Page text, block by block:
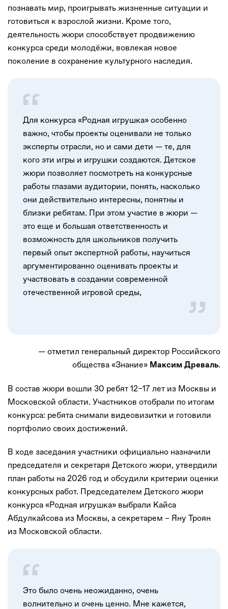
познавать мир, проигрывать жизненные ситуации и
готовиться к взрослой жизни. Кроме того,
деятельность жюри способствует продвижению
конкурса среди молодёжи, вовлекая новое
поколение в сохранение культурного наследия.
Для конкурса «Родная игрушка» особенно
важно, чтобы проекты оценивали не только
эксперты отрасли, но и сами дети — те, для
кого эти игры и игрушки создаются. Детское
жюри позволяет посмотреть на конкурсные
работы глазами аудитории, понять, насколько
они действительно интересны, понятны и
близки ребятам. При этом участие в жюри —
это еще и большая ответственность и
возможность для школьников получить
первый опыт экспертной работы, научиться
аргументированно оценивать проекты и
участвовать в создании современной
отечественной игровой среды,
— отметил генеральный директор Российского
общества «Знание» Максим Древаль.
В состав жюри вошли 30 ребят 12–17 лет из Москвы и
Московской области. Участников отобрали по итогам
конкурса: ребята снимали видеовизитки и готовили
портфолио своих достижений.
В ходе заседания участники официально назначили
председателя и секретаря Детского жюри, утвердили
план работы на 2026 год и обсудили критерии оценки
конкурсных работ. Председателем Детского жюри
конкурса «Родная игрушка» выбрали Кайса
Абдулкайсова из Москвы, а секретарем – Яну Троян
из Московской области.
Это было очень неожиданно, очень
волнительно и очень ценно. Мне кажется,